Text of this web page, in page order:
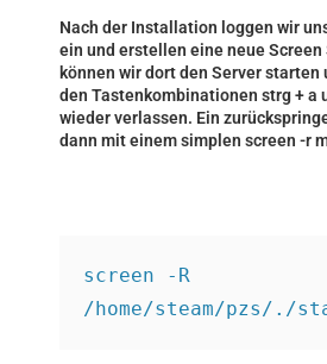
Nach der Installation loggen wir
ein und erstellen eine neue Screen
können wir dort den Server starten
den Tastenkombinationen strg + a
wieder verlassen. Ein
dann mit einem simplen screen -r
screen -R
/home/steam/pzs/./